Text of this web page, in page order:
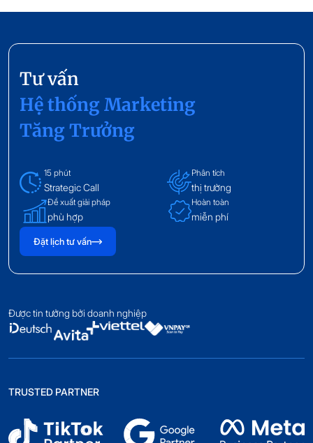
Tư vấn
Hệ thống Marketing
Tăng Trưởng
15 phút
Strategic Call
Phân tích
thị trường
Đề xuất giải pháp
phù hợp
Hoàn toàn
miễn phí
Đặt lịch tư vấn
Được tin tưởng bởi doanh nghiệp
TRUSTED PARTNER